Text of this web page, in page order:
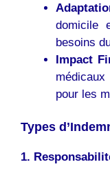
domicile
besoins
Impact
pour les
Types
1.